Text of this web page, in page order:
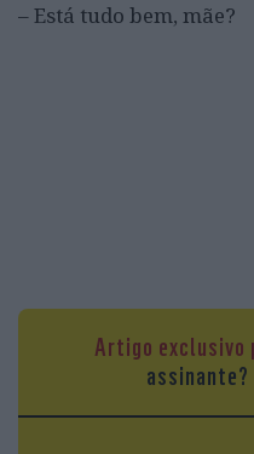
– Está tudo bem, mãe?
Artigo exclusivo
assinante?